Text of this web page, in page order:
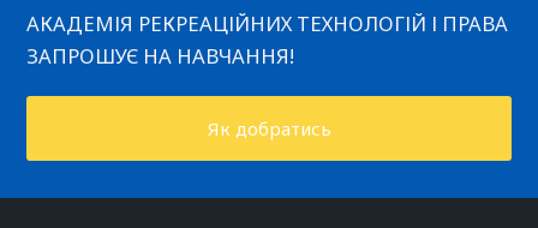
АКАДЕМІЯ РЕКРЕАЦІЙНИХ ТЕХНОЛОГІЙ І ПРАВА
ЗАПРОШУЄ НА НАВЧАННЯ!
Як добратись